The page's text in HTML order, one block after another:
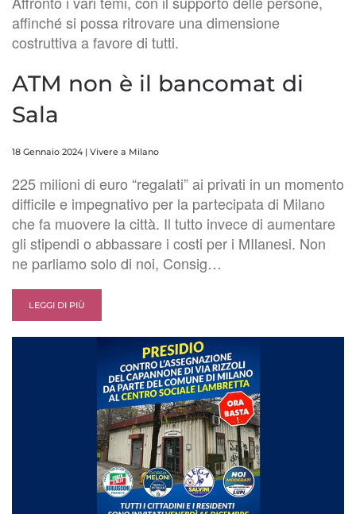
affinché si possa ritrovare una dimensione
costruttiva a favore di tutti.
ATM non è il bancomat di
Sala
18 Gennaio 2024| Vivere a Milano
225 milioni di euro “regalati” ai privati in un momento
difficile e impegnativo per la partecipata di Milano
che fa muovere la città. Il tutto invece di aumentare
gli stipendi o abbassare i costi per i MIlanesi. Non
ne parliamo solo di noi, Consig…
LEGGI DI PIÙ